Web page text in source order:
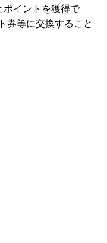
ポイントを獲得で
券等に交換すること